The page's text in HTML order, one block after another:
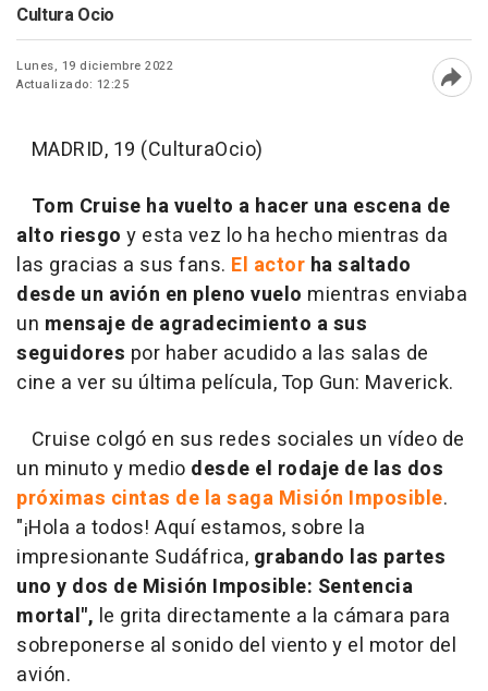
Cultura Ocio
Lunes, 19 diciembre 2022
Actualizado: 12:25
MADRID, 19 (CulturaOcio)
Tom Cruise ha vuelto a hacer una escena de
alto riesgo y esta vez lo ha hecho mientras da
las gracias a sus fans. El actor ha saltado
desde un avión en pleno vuelo mientras enviaba
un mensaje de agradecimiento a sus
seguidores por haber acudido a las salas de
cine a ver su última película, Top Gun: Maverick.
Cruise colgó en sus redes sociales un vídeo de
un minuto y medio desde el rodaje de las dos
próximas cintas de la saga Misión Imposible.
"¡Hola a todos! Aquí estamos, sobre la
impresionante Sudáfrica, grabando las partes
uno y dos de Misión Imposible: Sentencia
mortal", le grita directamente a la cámara para
sobreponerse al sonido del viento y el motor del
avión.